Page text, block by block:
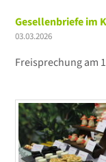
Gesellenbriefe im
03.03.2026
Freisprechung am